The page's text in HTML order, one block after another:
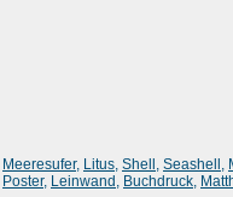
Meeresufer, Litus, Shell , Seashell ,
Poster, Leinwand , Buchdruck,